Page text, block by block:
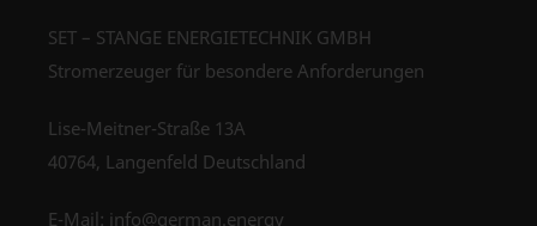
SET – STANGE ENERGIETECHNIK GMBH
Stromerzeuger für besondere Anforderungen
Lise-Meitner-Straße 13A
40764, Langenfeld Deutschland
E-Mail: info@german.energy